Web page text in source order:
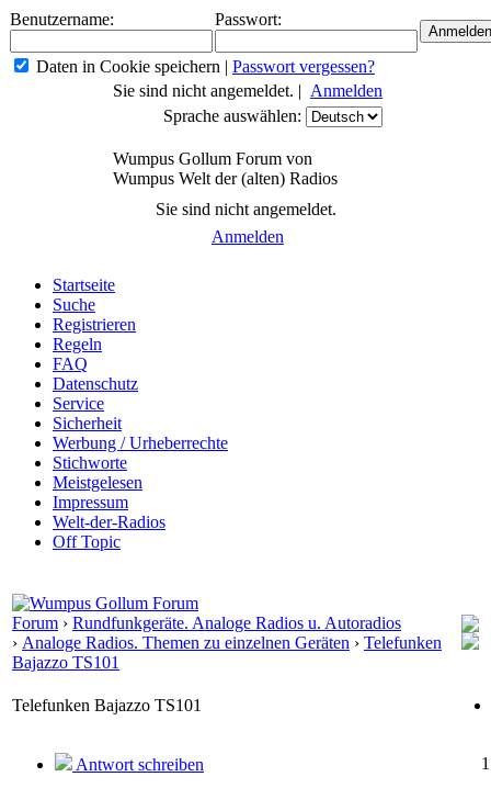
Benutzername: Passwort:
Daten in Cookie speichern | Passwort vergessen?
Sie sind nicht angemeldet. | Anmelden
Sprache auswählen:
Wumpus Gollum Forum von
Wumpus Welt der (alten) Radios
Sie sind nicht angemeldet.
Anmelden
Startseite
Suche
Registrieren
Regeln
FAQ
Datenschutz
Service
Sicherheit
Werbung / Urheberrechte
Stichworte
Meistgelesen
Impressum
Welt-der-Radios
Off Topic
Forum › Rundfunkgeräte. Analoge Radios u. Autoradios
› Analoge Radios. Themen zu einzelnen Geräten › Telefunken
Bajazzo TS101
Telefunken Bajazzo TS101
Antwort schreiben 1